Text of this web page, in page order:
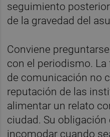
seguimiento
de la gravedad del
Conviene
con el periodismo.
de comunicación no
reputación de las
alimentar un relato
ciudad. Su
incomodar cuando